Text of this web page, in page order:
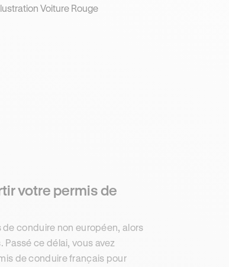
votre permis de
conduire non européen, alors
Passé ce délai, vous avez
de conduire français pour